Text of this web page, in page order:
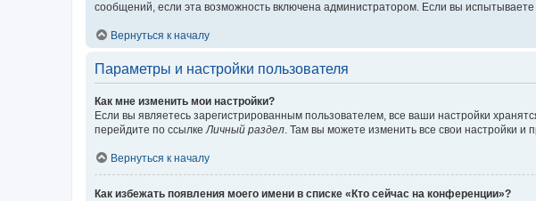
сообщений, если эта возможность включена администратором. Если вы
Вернуться к началу
Параметры и настройки пользователя
Как мне изменить мои настройки?
Если вы являетесь зарегистрированным пользователем, все ваши настройки
перейдите по ссылкеЛичный раздел. Там вы можете изменить все свои настройки и
Вернуться к началу
Как избежать появления моего имени в списке «Кто сейчас на конференции»?